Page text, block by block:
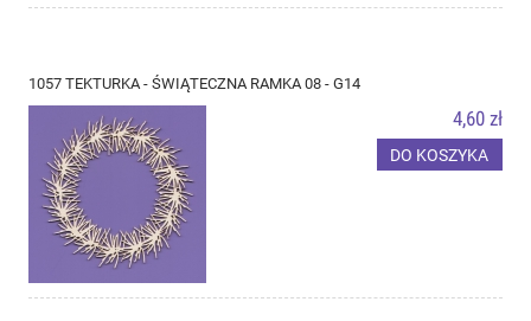
1057 TEKTURKA - ŚWIĄTECZNA RAMKA 08 - G14
4,60 zł
DO KOSZYKA